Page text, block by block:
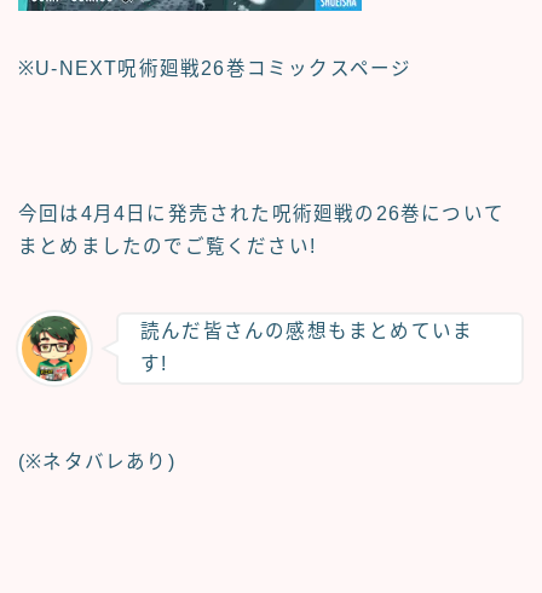
※U-NEXT呪術廻戦26巻コミックスページ
今回は4月4日に発売された呪術廻戦の 26巻について
まとめましたのでご覧ください!
読んだ皆さんの感想もまとめていま
す!
(※ネタバレあり)